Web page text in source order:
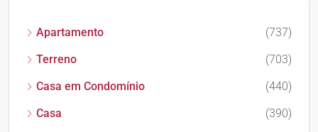
Apartamento
(737)
Terreno
(703)
Casa em Condomínio
(440)
Casa
(390)